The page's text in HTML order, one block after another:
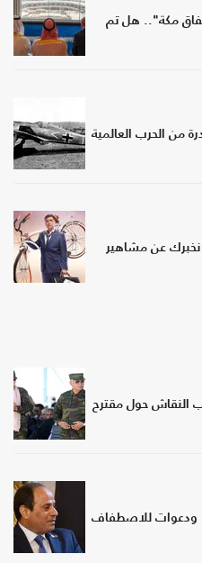
مكة".. هل تم
من الحرب العالمية
نخبرك عن مشاهير
النقاش حول مقترح
ودعوات للاصطفاف